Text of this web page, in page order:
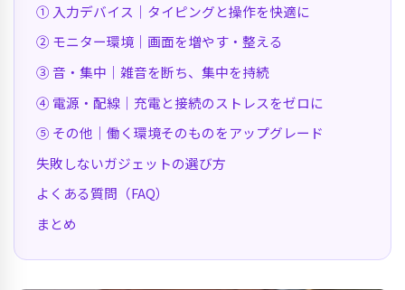
① 入力デバイス｜タイピングと操作を快適に
② モニター環境｜画面を増やす・整える
③ 音・集中｜雑音を断ち、集中を持続
④ 電源・配線｜充電と接続のストレスをゼロに
⑤ その他｜働く環境そのものをアップグレード
失敗しないガジェットの選び方
よくある質問（FAQ）
まとめ